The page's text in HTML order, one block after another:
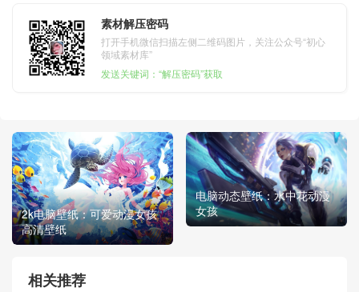
素材解压密码
打开手机微信扫描左侧二维码图片，关注公众号“初心
领域素材库”
发送关键词：“解压密码”获取
2k电脑壁纸：可爱动漫女孩
高清壁纸
电脑动态壁纸：水中花动漫
女孩
相关推荐